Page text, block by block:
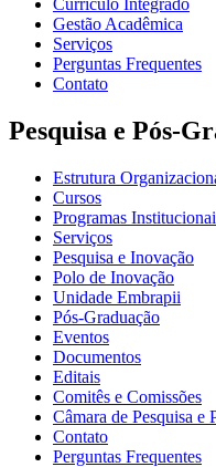
Gestão Acadêmica
Serviços
Perguntas Frequentes
Contato
Pesquisa e Pós-
Estrutura
Cursos
Programas
Serviços
Pesquisa e Inovação
Polo de Inovação
Unidade Embrapii
Pós-Graduação
Eventos
Documentos
Editais
Comitês e Comissões
Câmara de Pesquisa e
Contato
Perguntas Frequentes